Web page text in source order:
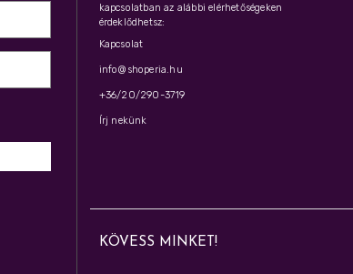
kapcsolatban az alábbi elérhetőségeken
érdeklődhetsz:
Kapcsolat
info@shoperia.hu
+36/20/290-3719
Írj nekünk
KÖVESS MINKET!